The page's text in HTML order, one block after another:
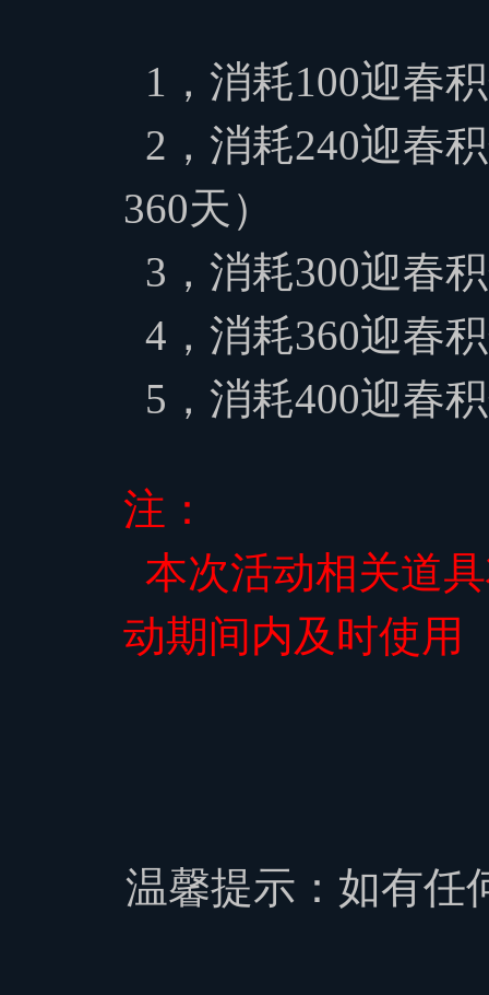
1，消耗100迎春
2，消耗240迎春
360天）
3，消耗300迎春
4，消耗360迎春
5，消耗400迎春
注：
本次活动相关道
动期间内及时使用
温馨提示：如有任